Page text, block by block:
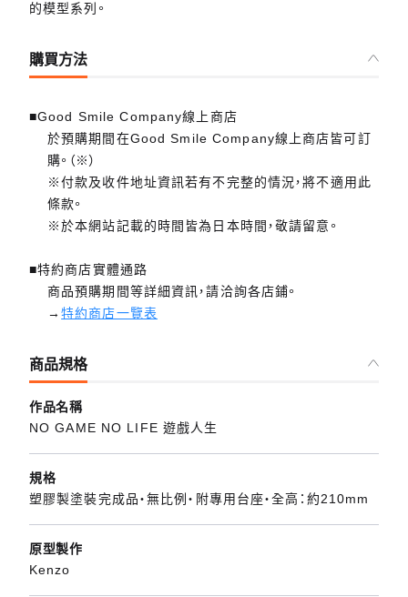
的模型系列。
購買方法
■Good Smile Company線上商店
於預購期間在Good Smile Company線上商店皆可訂
購。（※）
※付款及收件地址資訊若有不完整的情況，將不適用此
條款。
※於本網站記載的時間皆為日本時間，敬請留意。
■特約商店實體通路
商品預購期間等詳細資訊，請洽詢各店鋪。
→特約商店一覽表
商品規格
作品名稱
NO GAME NO LIFE 遊戲人生
規格
塑膠製塗裝完成品・無比例・附專用台座・全高：約210mm
原型製作
Kenzo